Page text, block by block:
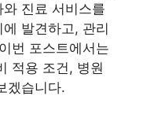
진료 서비스를
발견하고, 관리
번 포스트에서는
적용 조건, 병원
겠습니다.